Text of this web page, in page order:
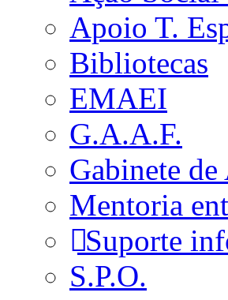
Apoio T.
Bibliotecas
EMAEI
G.A.A.F.
Gabinete
Mentoria
Suporte
S.P.O.